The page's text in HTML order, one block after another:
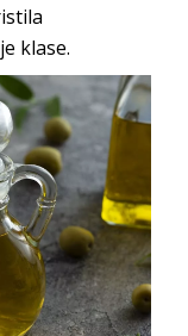
klase.